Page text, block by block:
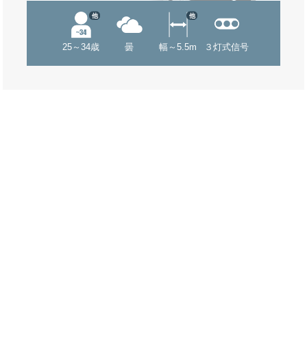
25～34歳
他
曇 幅～5.5m
他
３灯式信号